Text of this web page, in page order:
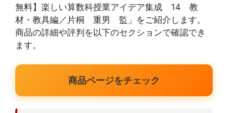
無料】楽しい算数科授業アイデア集成 14 教
材・教具編／片桐 重男 監」をご紹介します。
商品の詳細や評判を以下のセクションで確認でき
ます。
商品ページをチェック